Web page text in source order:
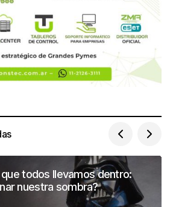
todos llevamos dentro:
nuestra sombra?